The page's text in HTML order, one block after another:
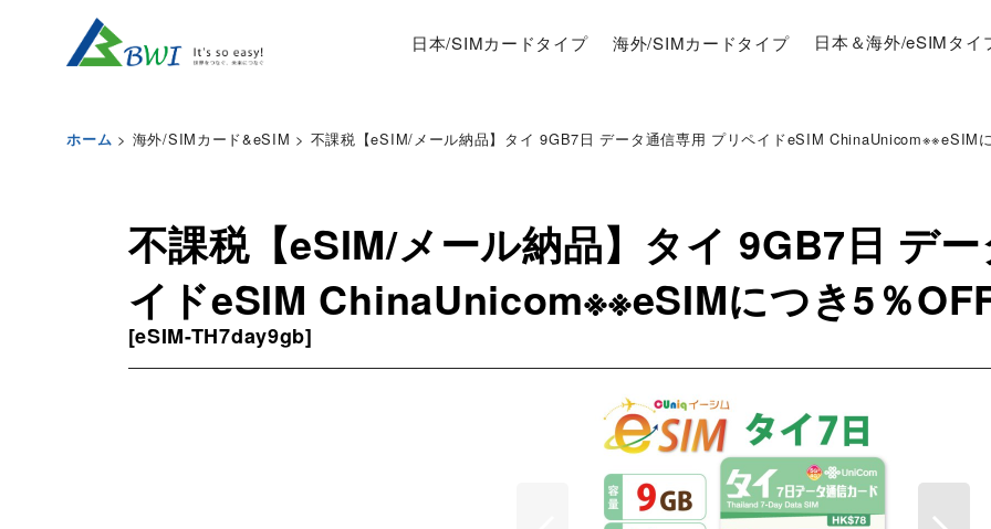
日本/SIMカードタイプ 海外/SIMカードタイプ 日本＆海外/eSIMタイ
ホーム > 海外/SIMカード&eSIM > 不課税【eSIM/メール納品】タイ 9GB7日 データ通信専用 プリペイドeSIM ChinaUnicom※※eSIM
不課税【eSIM/メール納品】タイ 9GB7日 デ
イドeSIM ChinaUnicom※※eSIMにつき5％
[eSIM-TH7day9gb]